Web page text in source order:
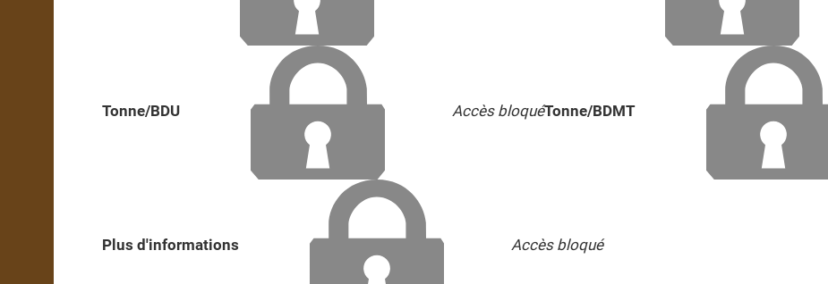
Tonne/BDU Accès bloquéTonne/BDMT
Plus d'informations Accès bloqué